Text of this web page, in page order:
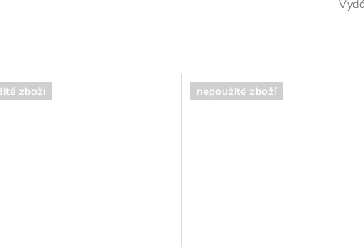
zboží nepoužité zboží